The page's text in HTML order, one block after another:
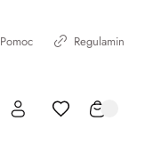
Pomoc Regulamin